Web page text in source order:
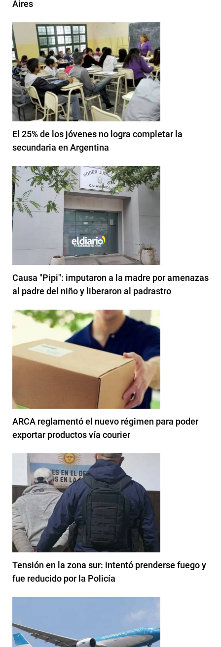
Aires
El 25% de los jóvenes no logra completar la
secundaria en Argentina
Causa "Pipi": imputaron a la madre por amenazas
al padre del niño y liberaron al padrastro
ARCA reglamentó el nuevo régimen para poder
exportar productos vía courier
Tensión en la zona sur: intentó prenderse fuego y
fue reducido por la Policía